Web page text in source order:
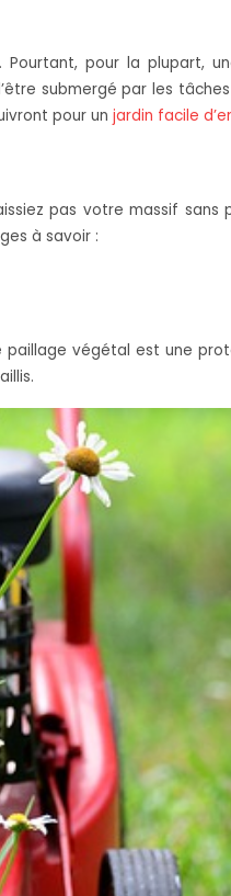
pour la plupart,
submergé par les
pour un jardin facile
pas votre massif
à savoir :
végétal est une